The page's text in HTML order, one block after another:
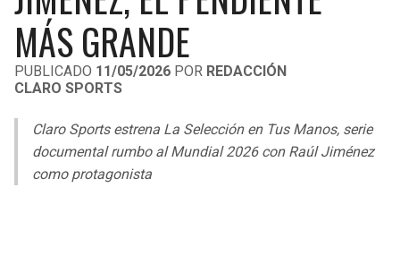
LIGA DE EXPANSIÓN MX
LEAGUES CUP
UEFA EUROPA LEAGUE
UEFA CONFERENCE LEAGUE
MLS
COPA LIBERTADORES
COPA SUDAMERICANA
RAIDERS
CHARGERS
RAVENS
BENGALS
CAVALIERS
PISTONS
PACERS
BUCKS
MÁS GRANDE
PUBLICADO 11/05/2026 POR REDACCIÓN
CLARO SPORTS
Claro Sports estrena La Selección en Tus Manos, serie
documental rumbo al Mundial 2026 con Raúl Jiménez
como protagonista